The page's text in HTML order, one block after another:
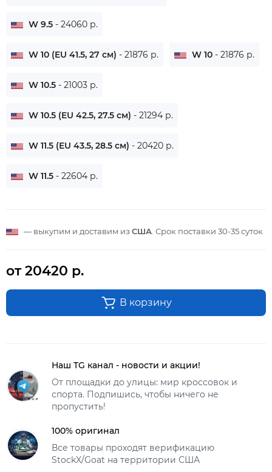
W 9.5 - 24060 р.
W 10 (EU 41.5, 27 см) - 21876 р. W 10 - 21876 р.
W 10.5 - 21003 р.
W 10.5 (EU 42.5, 27.5 см) - 21294 р.
W 11.5 (EU 43.5, 28.5 см) - 20420 р.
W 11.5 - 22604 р.
— выкупим и доставим из США . Срок поставки 30-35 суток
от 20420 р.
В корзину
Наш TG канал - новости и акции!
От площадки до улицы: мир кроссовок и
спорта. Подпишись, чтобы ничего не
пропустить!
100% оригинал
Все товары проходят верификацию
StockX/Goat на территории США